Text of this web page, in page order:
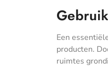
Een
producten.
ruimtes